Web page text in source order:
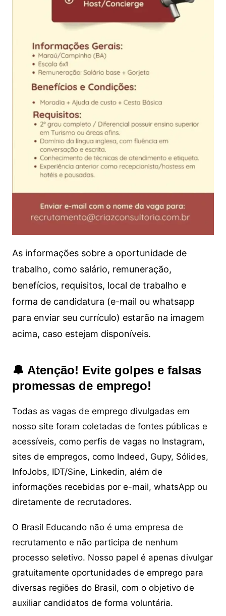
As informações sobre a oportunidade de
trabalho, como salário, remuneração,
benefícios, requisitos, local de trabalho e
forma de candidatura (e-mail ou whatsapp
para enviar seu currículo) estarão na imagem
acima, caso estejam disponíveis.
🔔 Atenção! Evite golpes e falsas
promessas de emprego!
Todas as vagas de emprego divulgadas em
nosso site foram coletadas de fontes públicas e
acessíveis, como perfis de vagas no Instagram,
sites de empregos, como Indeed, Gupy, Sólides,
InfoJobs, IDT/Sine, Linkedin, além de
informações recebidas por e-mail, whatsApp ou
diretamente de recrutadores.
O Brasil Educando não é uma empresa de
recrutamento e não participa de nenhum
processo seletivo. Nosso papel é apenas divulgar
gratuitamente oportunidades de emprego para
diversas regiões do Brasil, com o objetivo de
auxiliar candidatos de forma voluntária.